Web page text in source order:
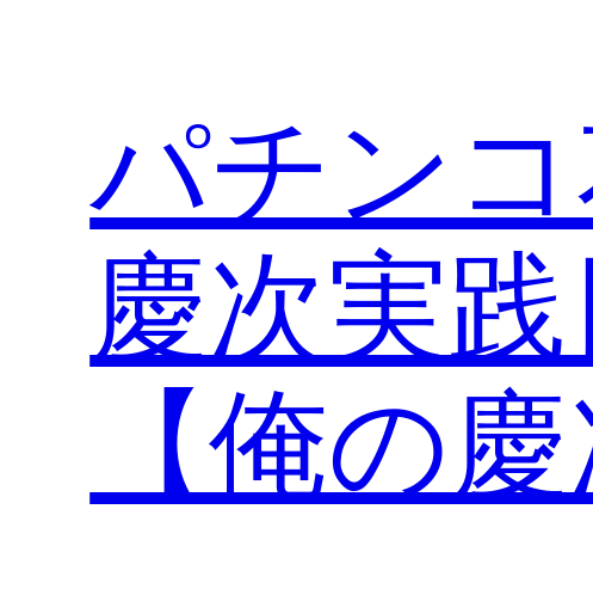
パチン
慶次実
【俺の